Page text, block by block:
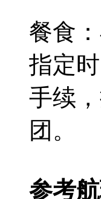
餐食
指定
手续
团。
参考